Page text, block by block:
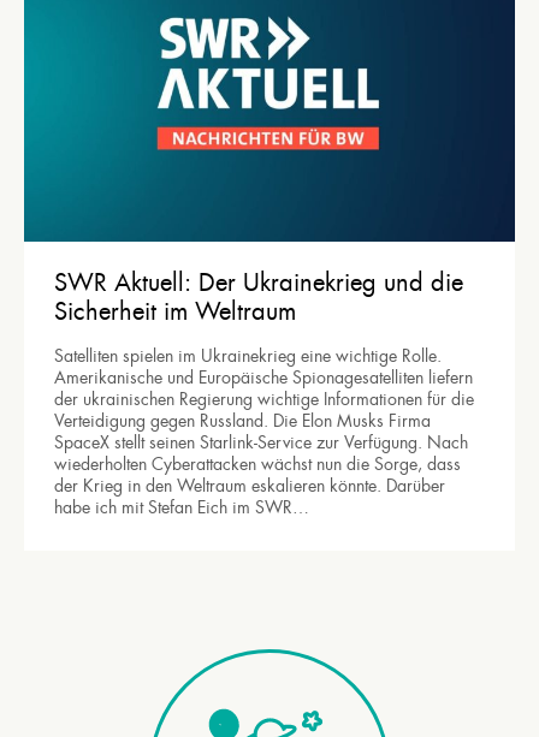
SWR Aktuell: Der Ukrainekrieg und die
Sicherheit im Weltraum
Satelliten spielen im Ukrainekrieg eine wichtige Rolle.
Amerikanische und Europäische Spionagesatelliten liefern
der ukrainischen Regierung wichtige Informationen für die
Verteidigung gegen Russland. Die Elon Musks Firma
SpaceX stellt seinen Starlink-Service zur Verfügung. Nach
wiederholten Cyberattacken wächst nun die Sorge, dass
der Krieg in den Weltraum eskalieren könnte. Darüber
habe ich mit Stefan Eich im SWR…